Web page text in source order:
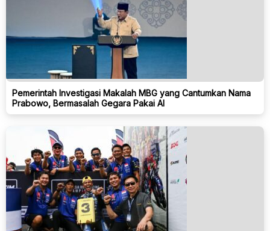
Pemerintah Investigasi Makalah MBG yang Cantumkan Nama
Prabowo, Bermasalah Gegara Pakai AI